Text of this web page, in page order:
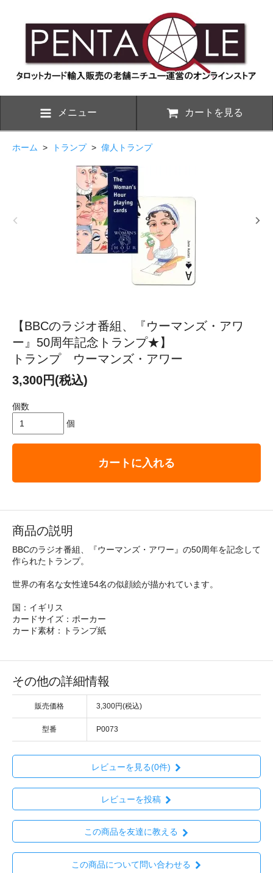
メニュー カートを見る
ホーム > トランプ> 偉人トランプ
【BBCのラジオ番組、『ウーマンズ・アワ
ー』50周年記念トランプ★】
トランプ ウーマンズ・アワー
3,300円(税込)
個数
個
カートに入れる
商品の説明
BBCのラジオ番組、『ウーマンズ・アワー』の50周年を記念して
作られたトランプ。
世界の有名な女性達54名の似顔絵が描かれています。
国：イギリス
カードサイズ：ポーカー
カード素材：トランプ紙
その他の詳細情報
販売価格 3,300円(税込)
型番 P0073
レビューを見る(0件)
レビューを投稿
この商品を友達に教える
この商品について問い合わせる